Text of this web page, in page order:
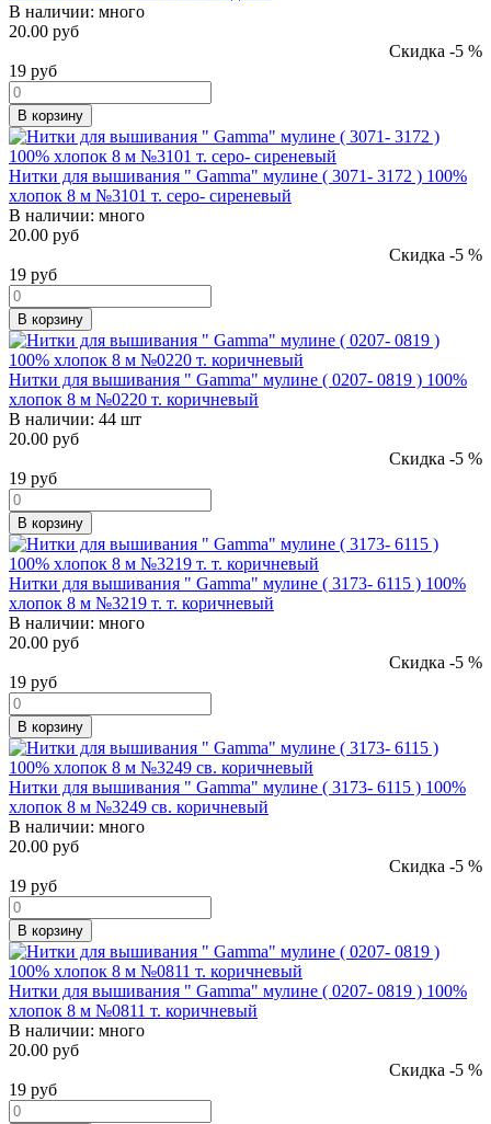
В наличии: много
20.00 руб
Скидка -5 %
19 руб
В корзину
Нитки для вышивания " Gamma" мулине ( 3071- 3172 ) 100%
хлопок 8 м №3101 т. серо- сиреневый
В наличии: много
20.00 руб
Скидка -5 %
19 руб
В корзину
Нитки для вышивания " Gamma" мулине ( 0207- 0819 ) 100%
хлопок 8 м №0220 т. коричневый
В наличии: 44 шт
20.00 руб
Скидка -5 %
19 руб
В корзину
Нитки для вышивания " Gamma" мулине ( 3173- 6115 ) 100%
хлопок 8 м №3219 т. т. коричневый
В наличии: много
20.00 руб
Скидка -5 %
19 руб
В корзину
Нитки для вышивания " Gamma" мулине ( 3173- 6115 ) 100%
хлопок 8 м №3249 св. коричневый
В наличии: много
20.00 руб
Скидка -5 %
19 руб
В корзину
Нитки для вышивания " Gamma" мулине ( 0207- 0819 ) 100%
хлопок 8 м №0811 т. коричневый
В наличии: много
20.00 руб
Скидка -5 %
19 руб